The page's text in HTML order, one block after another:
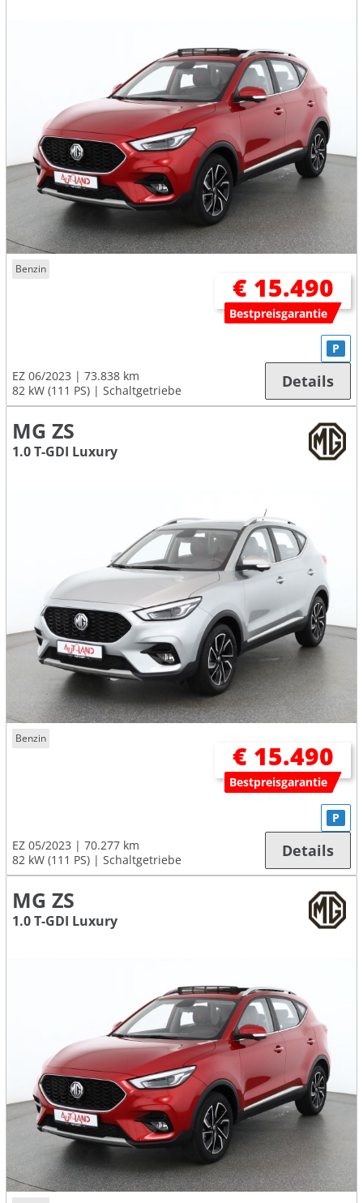
Benzin
€ 15.490
Bestpreisgarantie
EZ 06/2023
73.838 km
82 kW (111 PS)
Schaltgetriebe
P
Details
MG ZS
1.0 T-GDI Luxury
Benzin
€ 15.490
Bestpreisgarantie
EZ 05/2023
70.277 km
82 kW (111 PS)
Schaltgetriebe
P
Details
MG ZS
1.0 T-GDI Luxury